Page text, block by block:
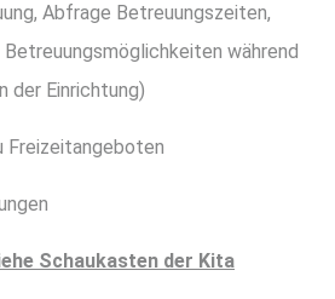
Abfrage Betreuungszeiten,
Betreuungsmöglichkeiten während
der Einrichtung)
Freizeitangeboten
Schaukasten der Kita